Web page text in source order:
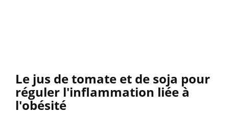
Le jus de tomate et de soja pour
réguler l'inflammation liée à
l'obésité